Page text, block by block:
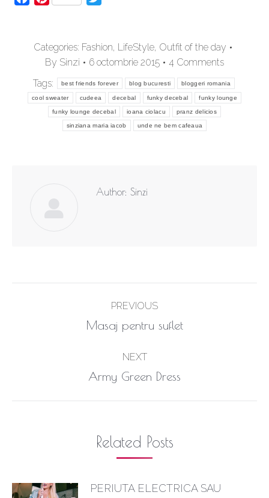
Categories: Fashion, LifeStyle, Outfit of the day
By Sinzi 6 octombrie 2015
4 Comments
Tags:
best friends forever blog bucuresti bloggeri romania
cool sweater cudeea decebal funky decebal funky lounge
funky lounge decebal ioana ciolacu pranz delicios
sinziana maria iacob unde ne bem cafeaua
Author: Sinzi
navigation
PREVIOUS
Previous
Masaj pentru suflet
NEXT
Next
Army Green Dress
Related Posts
PERIUTA ELECTRICA SAU